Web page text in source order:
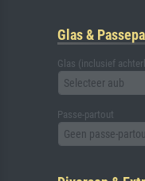
Glas &
Glas (inclusief
Selecteer aub
Passe-partout
Geen passe-